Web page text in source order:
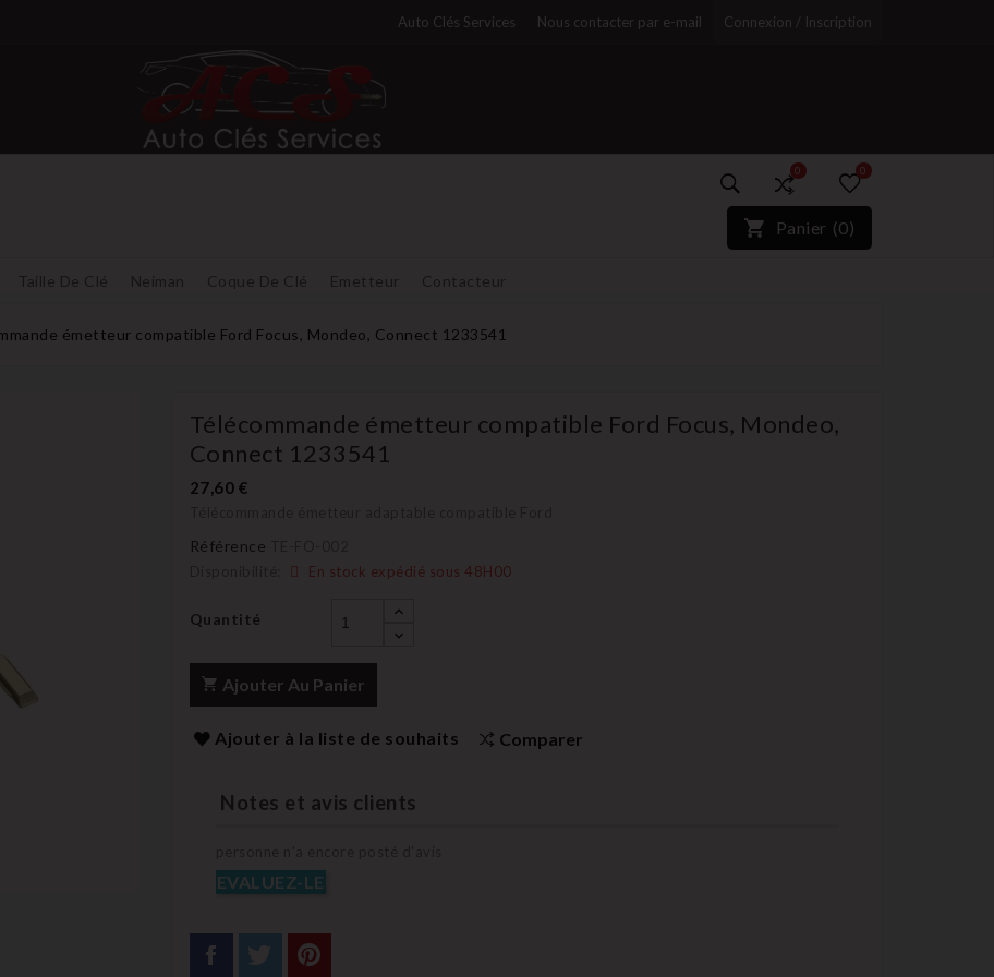
Auto Clés Services Nous contacter par e-mail Connexion / Inscription
0
)*}
0
Panier (0)
Taille De Clé Neiman Coque De Clé Emetteur Contacteur
émetteur compatible Ford Focus, Mondeo, Connect 1233541
Télécommande émetteur compatible Ford Focus, Mondeo,
Connect 1233541
27,60 €
Référence
En stock expédié sous 48H00
Quantité
Ajouter Au Panier
Ajouter à la liste de souhaits Comparer
Notes et avis clients
EVALUEZ-LE